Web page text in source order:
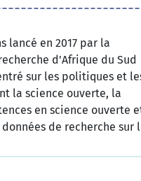
lancé en 2017 par la
d'Afrique du Sud
sur les politiques et
la science ouverte, la
en science ouverte
de recherche sur